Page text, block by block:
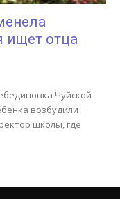
ищет отца
Чуйской
возбудили
школы, где